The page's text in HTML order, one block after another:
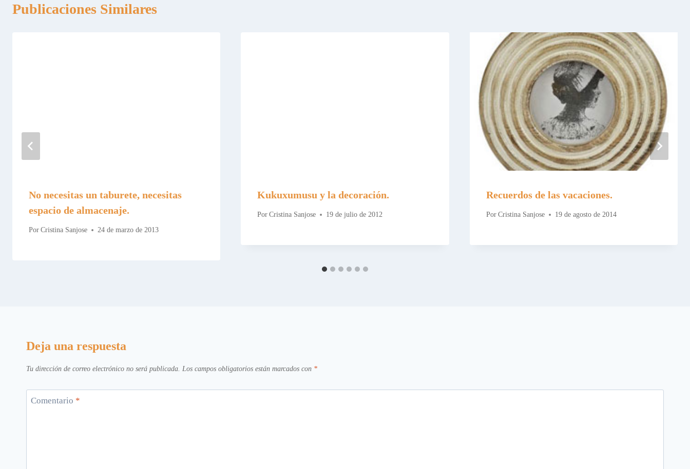
Publicaciones Similares
No necesitas un taburete, necesitas
espacio de almacenaje.
Por Cristina Sanjose 24 de marzo de 2013
Kukuxumusu y la decoración.
Por Cristina Sanjose 19 de julio de 2012
Recuerdos de las vacaciones.
Por Cristina Sanjose 19 de agosto de 2014
Deja una respuesta
Tu dirección de correo electrónico no será publicada. Los campos obligatorios están marcados con *
Comentario *